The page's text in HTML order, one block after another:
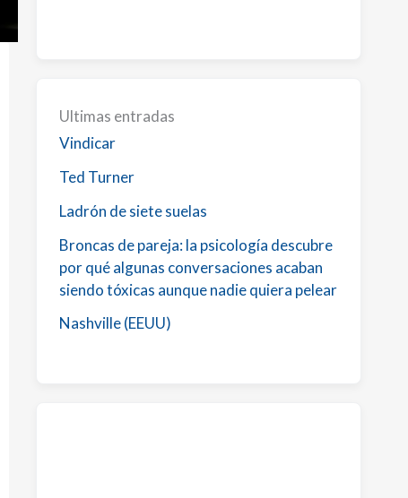
Ultimas entradas
Vindicar
Ted Turner
Ladrón de siete suelas
Broncas de pareja: la psicología descubre
por qué algunas conversaciones acaban
siendo tóxicas aunque nadie quiera pelear
Nashville (EEUU)